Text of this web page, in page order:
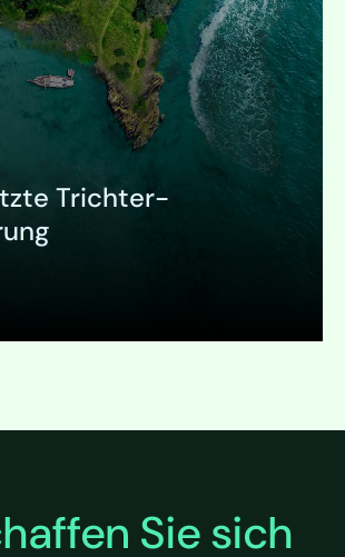
Trichter-
Sie sich